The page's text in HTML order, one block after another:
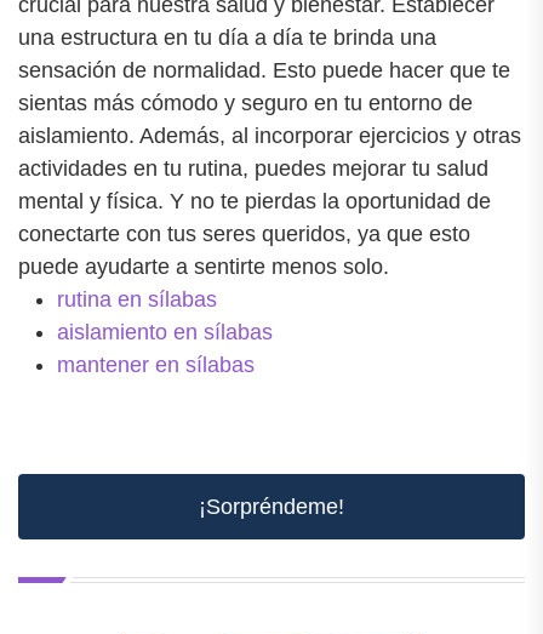
crucial para nuestra salud y bienestar. Establecer
una estructura en tu día a día te brinda una
sensación de normalidad. Esto puede hacer que te
sientas más cómodo y seguro en tu entorno de
aislamiento. Además, al incorporar ejercicios y otras
actividades en tu rutina, puedes mejorar tu salud
mental y física. Y no te pierdas la oportunidad de
conectarte con tus seres queridos, ya que esto
puede ayudarte a sentirte menos solo.
rutina en sílabas
aislamiento en sílabas
mantener en sílabas
¡Sorpréndeme!